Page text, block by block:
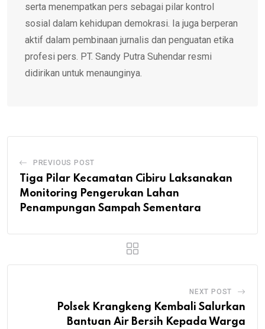
serta menempatkan pers sebagai pilar kontrol
sosial dalam kehidupan demokrasi. Ia juga berperan
aktif dalam pembinaan jurnalis dan penguatan etika
profesi pers. PT. Sandy Putra Suhendar resmi
didirikan untuk menaunginya.
PREVIOUS POST
Tiga Pilar Kecamatan Cibiru Laksanakan
Monitoring Pengerukan Lahan
Penampungan Sampah Sementara
NEXT POST
Polsek Krangkeng Kembali Salurkan
Bantuan Air Bersih Kepada Warga